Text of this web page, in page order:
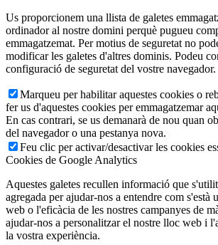
Us proporcionem una llista de galetes
ordinador al nostre domini perquè pugueu
emmagatzemat. Per motius de seguretat no
modificar les galetes d'altres dominis. Podeu
configuració de seguretat del vostre navegador.
Marqueu per habilitar aquestes cookies o
fer us d'aquestes cookies per emmagatzemar
En cas contrari, se us demanarà de nou quan
del navegador o una pestanya nova.
Feu clic per activar/desactivar les cookies
Cookies de Google Analytics
Aquestes galetes recullen informació que
agregada per ajudar-nos a entendre com s'està
web o l'eficàcia de les nostres campanyes de
ajudar-nos a personalitzar el nostre lloc web i
la vostra experiència.